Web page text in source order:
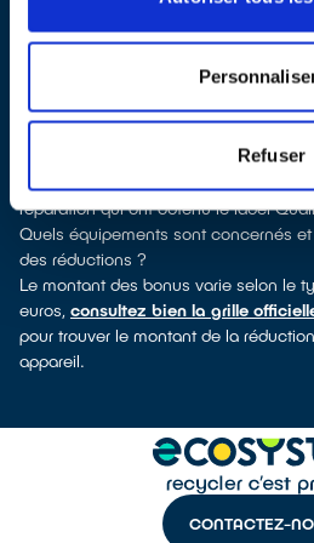
Refuser
découvrirez pour quels types
obtenu le label. Réfrigérateur, lave-
son réparateur spécialisé et labellisé
Consulter l’annuaire
Comment bénéficier du Bonus
Immédiatement déduit de la facture
Réparation est en vigueur chez tous
réparation qui ont obtenu le label
Quels équipements sont concernés
des réductions ?
Le montant des bonus varie selon le
euros, consultez bien la grille
pour trouver le montant de la
appareil.
CONTACTEZ-